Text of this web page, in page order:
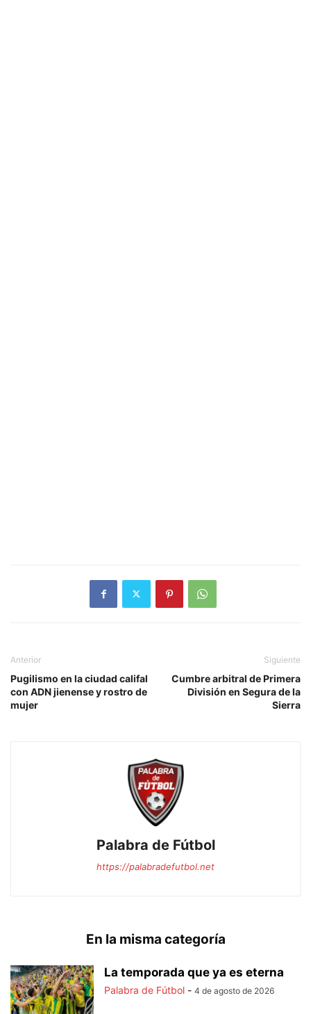
Anterior
Pugilismo en la ciudad califal
con ADN jienense y rostro de
mujer
Siguiente
Cumbre arbitral de Primera
División en Segura de la
Sierra
Palabra de Fútbol
https://palabradefutbol.net
En la misma categoría
La temporada que ya es eterna
Palabra de Fútbol - 4 de agosto de 2026